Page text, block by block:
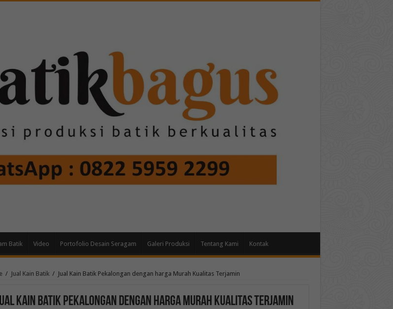
Batik Video Portofolio Desain Seragam Galeri Produksi Tentang Kami Kontak
/ Jual Kain Batik / Jual Kain Batik Pekalongan dengan harga Murah Kualitas Terjamin
Kain Batik Pekalongan dengan harga Murah Kualitas Terjamin